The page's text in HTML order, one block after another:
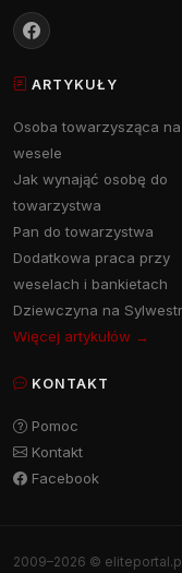
ARTYKUŁY
Osoba towarzysząca na
wesele
Jak wynająć osobę do
towarzystwa
Pan do towarzystwa
Dodatkowa praca przy
weselach i bankietach
Dziewczyna na
Więcej artykułów →
KONTAKT
Pomoc
Kontakt
Facebook
2009–2026 ©